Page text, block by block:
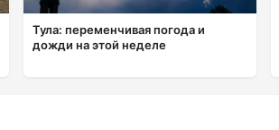
Тула: переменчивая погода и
дожди на этой неделе